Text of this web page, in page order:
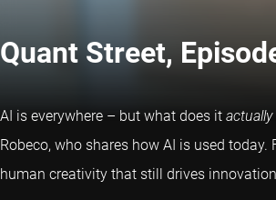
Quant Street,
AI is everywhere – but what does it actually
Robeco, who shares how AI is used
human creativity that still drives